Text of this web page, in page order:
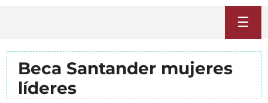
☰
Beca Santander mujeres
líderes